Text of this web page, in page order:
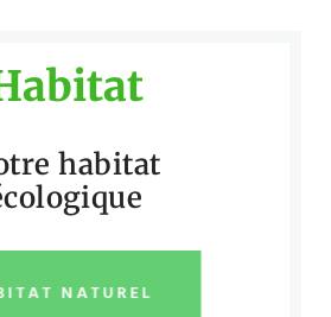
habitat
NATUREL